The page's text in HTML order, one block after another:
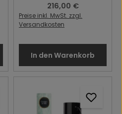
Regulärer Preis:
216,00 €
Preise inkl. MwSt. zzgl.
Versandkosten
In den Warenkorb